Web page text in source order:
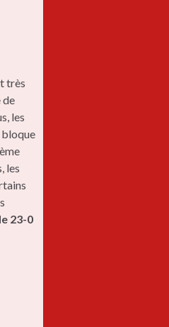
très
de
les
bloque
les
23-0